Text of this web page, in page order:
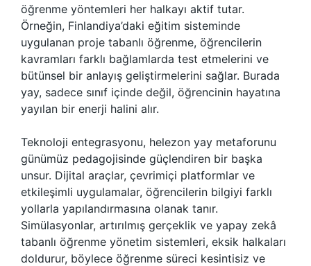
öğrenme yöntemleri her halkayı aktif tutar.
Örneğin, Finlandiya’daki eğitim sisteminde
uygulanan proje tabanlı öğrenme, öğrencilerin
kavramları farklı bağlamlarda test etmelerini ve
bütünsel bir anlayış geliştirmelerini sağlar. Burada
yay, sadece sınıf içinde değil, öğrencinin hayatına
yayılan bir enerji halini alır.
Teknoloji entegrasyonu, helezon yay metaforunu
günümüz pedagojisinde güçlendiren bir başka
unsur. Dijital araçlar, çevrimiçi platformlar ve
etkileşimli uygulamalar, öğrencilerin bilgiyi farklı
yollarla yapılandırmasına olanak tanır.
Simülasyonlar, artırılmış gerçeklik ve yapay zekâ
tabanlı öğrenme yönetim sistemleri, eksik halkaları
doldurur, böylece öğrenme süreci kesintisiz ve